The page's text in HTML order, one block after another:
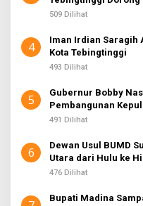
509 Dilihat
4
Iman Irdian Saragih
Kota Tebingtinggi
493 Dilihat
5
Gubernur Bobby
Pembangunan
491 Dilihat
6
Dewan Usul BUMD
Utara dari Hulu ke
476 Dilihat
Bupati Madina